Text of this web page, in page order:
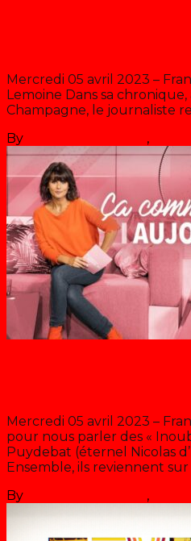
Mercredi 05 avril 2023 –
Lemoine Dans sa chronique,
Champagne, le journaliste
By
,
Mercredi 05 avril 2023 –
pour nous parler des «
Puydebat (éternel Nicolas
Ensemble, ils reviennent
By
,